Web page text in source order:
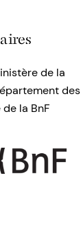
de la
des
la BnF